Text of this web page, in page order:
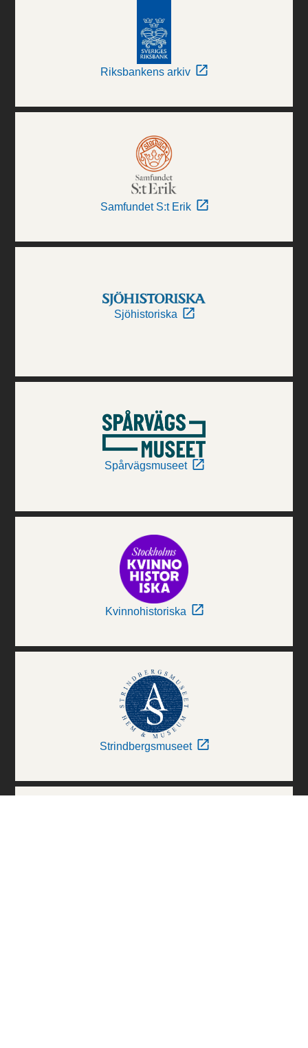
Riksbankens arkiv
Samfundet S:t Erik
Sjöhistoriska
Spårvägsmuseet
Kvinnohistoriska
Strindbergsmuseet